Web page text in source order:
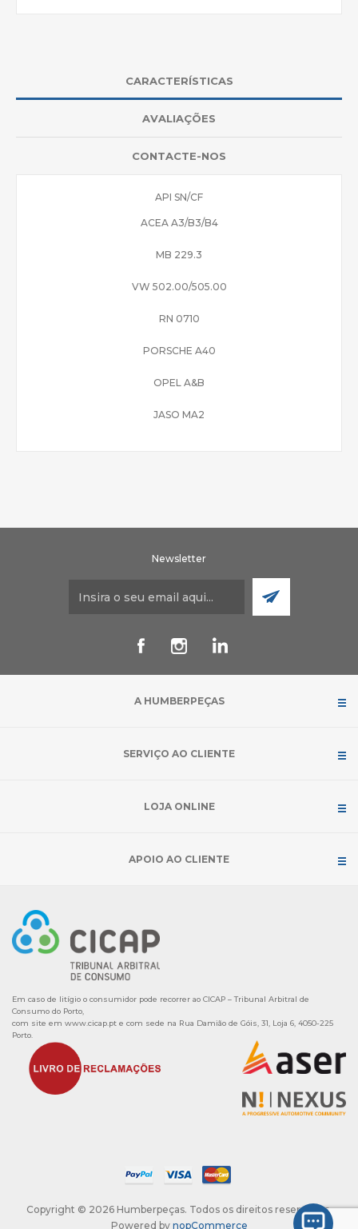
CARACTERÍSTICAS
AVALIAÇÕES
CONTACTE-NOS
API SN/CF
ACEA A3/B3/B4
MB 229.3
VW 502.00/505.00
RN 0710
PORSCHE A40
OPEL A&B
JASO MA2
Newsletter
A HUMBERPEÇAS
SERVIÇO AO CLIENTE
LOJA ONLINE
APOIO AO CLIENTE
Em caso de litígio o consumidor pode recorrer ao CICAP – Tribunal Arbitral de
Consumo do Porto,
com site em www.cicap.pt e com sede na Rua Damião de Góis, 31, Loja 6, 4050-225
Porto.
Copyright © 2026 Humberpeças. Todos os direitos reservados.
Powered by nopCommerce